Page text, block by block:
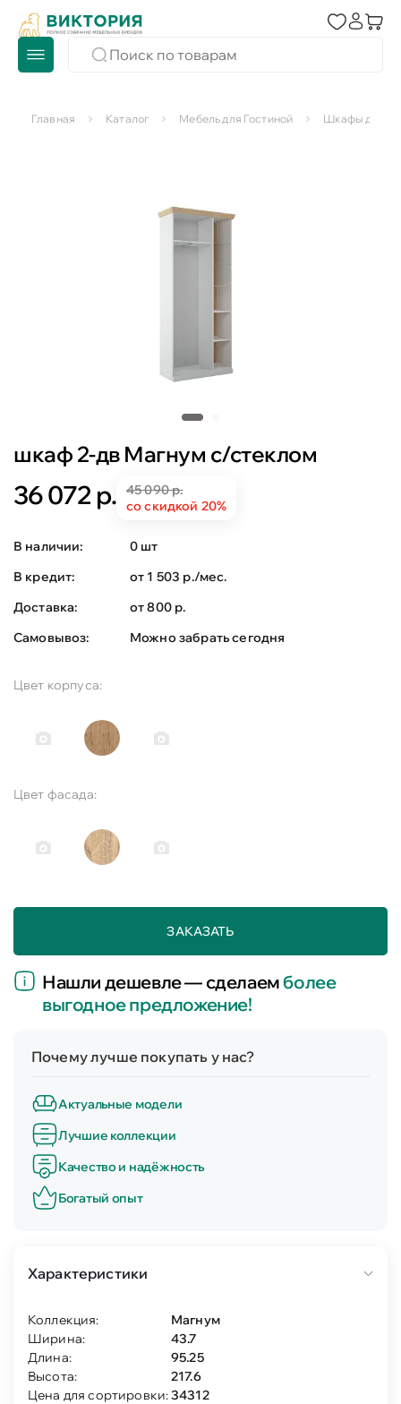
Главная Каталог Мебель для Гостиной Шкафы для
шкаф 2-дв Магнум с/стеклом
36 072 р.
45 090 р.
со скидкой 20%
В наличии:
0 шт
В кредит:
от 1 503 р./мес.
Доставка:
от 800 р.
Самовывоз:
Можно забрать сегодня
Цвет корпуса:
Цвет фасада:
ЗАКАЗАТЬ
Нашли дешевле — сделаемболее
выгодное предложение!
Почему лучше покупать у нас?
Актуальные модели
Лучшие коллекции
Качество и надёжность
Богатый опыт
Характеристики
Коллекция:
Магнум
Ширина:
43.7
Длина:
95.25
Высота:
217.6
Цена для сортировки:34312